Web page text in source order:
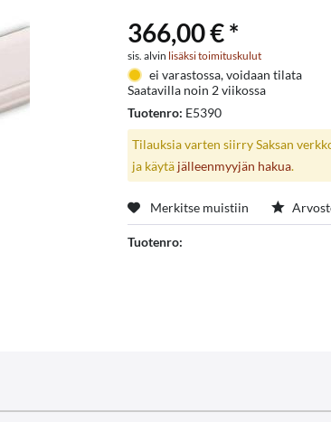
366,00 € *
sis. alvin lisäksi toimituskulut
ei varastossa, voidaan tilata
Saatavilla noin 2 viikossa
Tuotenro: E5390
Tilauksia varten siirry Saksan
ja käytä jälleenmyyjän hakua.
Merkitse muistiin
Tuotenro: